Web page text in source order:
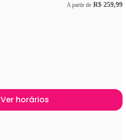
A partir de R$ 259,99
Ver horários